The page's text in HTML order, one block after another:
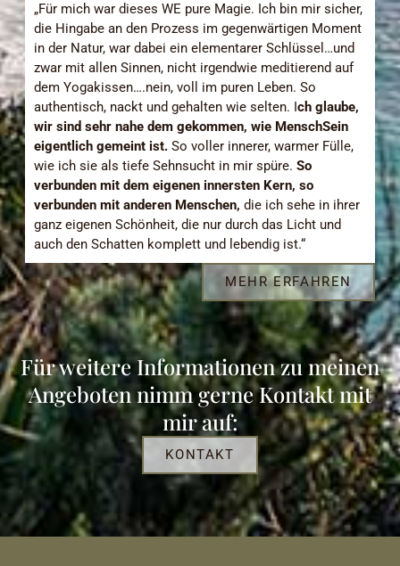
„Für mich war dieses WE pure Magie. Ich bin mir sicher,
die Hingabe an den Prozess im gegenwärtigen Moment
in der Natur, war dabei ein elementarer Schlüssel…und
zwar mit allen Sinnen, nicht irgendwie meditierend auf
dem Yogakissen….nein, voll im puren Leben. So
authentisch, nackt und gehalten wie selten. I ch glaube,
wir sind sehr nahe dem gekommen, wie MenschSein
eigentlich gemeint ist. So voller innerer, warmer Fülle,
wie ich sie als tiefe Sehnsucht in mir spüre. So
verbunden mit dem eigenen innersten Kern, so
verbunden mit anderen Menschen, die ich sehe in ihrer
ganz eigenen Schönheit, die nur durch das Licht und
auch den Schatten komplett und lebendig ist.“
MEHR ERFAHREN
Für weitere Informationen zu meinen
Angeboten nimm gerne Kontakt mit
mir auf:
KONTAKT